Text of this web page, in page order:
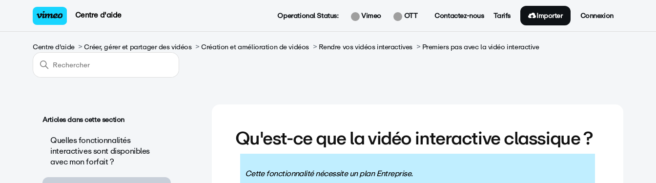
Centre d'aide Operational Status: Vimeo OTT Contactez-nous Tarifs Importer Connexion
Centre d'aide Créer, gérer et partager des vidéos Création et amélioration de vidéos Rendre vos vidéos interactives Premiers pas avec la vidéo interactive
Articles dans cette section
Quelles fonctionnalités
interactives sont disponibles
avec mon forfait ?
Qu'est-ce que la vidéo interactive classique ?
Cette fonctionnalité nécessite un plan Entreprise.